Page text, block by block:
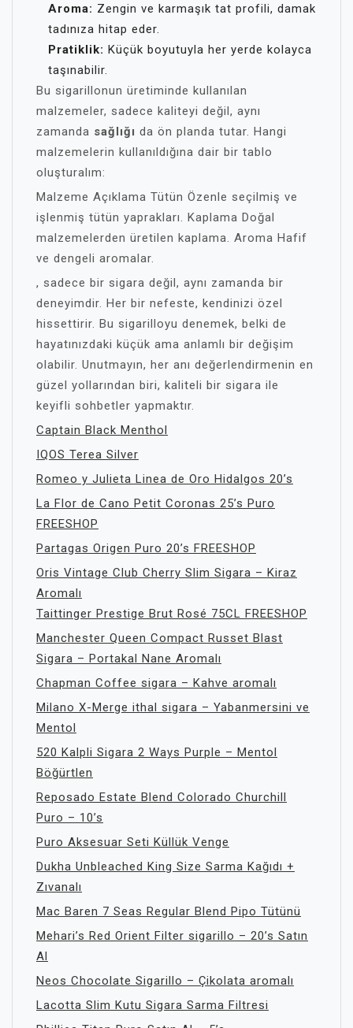
Aroma: Zengin ve karmaşık tat profili, damak
tadınıza hitap eder.
Pratiklik: Küçük boyutuyla her yerde kolayca
taşınabilir.
Bu sigarillonun üretiminde kullanılan
malzemeler, sadece kaliteyi değil, aynı
zamanda sağlığı da ön planda tutar. Hangi
malzemelerin kullanıldığına dair bir tablo
oluşturalım:
Malzeme Açıklama Tütün Özenle seçilmiş ve
işlenmiş tütün yaprakları. Kaplama Doğal
malzemelerden üretilen kaplama. Aroma Hafif
ve dengeli aromalar.
, sadece bir sigara değil, aynı zamanda bir
deneyimdir. Her bir nefeste, kendinizi özel
hissettirir. Bu sigarilloyu denemek, belki de
hayatınızdaki küçük ama anlamlı bir değişim
olabilir. Unutmayın, her anı değerlendirmenin en
güzel yollarından biri, kaliteli bir sigara ile
keyifli sohbetler yapmaktır.
Captain Black Menthol
IQOS Terea Silver
Romeo y Julieta Linea de Oro Hidalgos 20’s
La Flor de Cano Petit Coronas 25’s Puro
FREESHOP
Partagas Origen Puro 20’s FREESHOP
Oris Vintage Club Cherry Slim Sigara – Kiraz
Aromalı
Taittinger Prestige Brut Rosé 75CL FREESHOP
Manchester Queen Compact Russet Blast
Sigara – Portakal Nane Aromalı
Chapman Coffee sigara – Kahve aromalı
Milano X-Merge ithal sigara – Yabanmersini ve
Mentol
520 Kalpli Sigara 2 Ways Purple – Mentol
Böğürtlen
Reposado Estate Blend Colorado Churchill
Puro – 10’s
Puro Aksesuar Seti Küllük Venge
Dukha Unbleached King Size Sarma Kağıdı +
Zıvanalı
Mac Baren 7 Seas Regular Blend Pipo Tütünü
Mehari’s Red Orient Filter sigarillo – 20’s Satın
Al
Neos Chocolate Sigarillo – Çikolata aromalı
Lacotta Slim Kutu Sigara Sarma Filtresi